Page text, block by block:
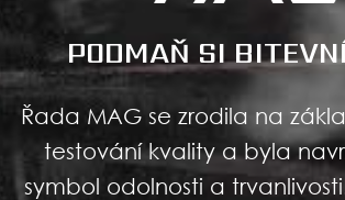
PODMAŇ SI
Řada MAG se zrodila na
testování kvality a byla
symbol odolnosti a